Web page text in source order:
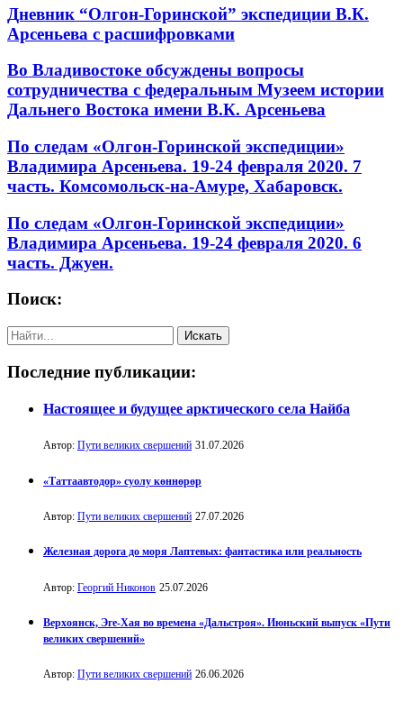
Дневник “Олгон-Горинской” экспедиции В.К.
Арсеньева с расшифровками
Во Владивостоке обсуждены вопросы
сотрудничества с федеральным Музеем истории
Дальнего Востока имени В.К. Арсеньева
По следам «Олгон-Горинской экспедиции»
Владимира Арсеньева. 19-24 февраля 2020. 7
часть. Комсомольск-на-Амуре, Хабаровск.
По следам «Олгон-Горинской экспедиции»
Владимира Арсеньева. 19-24 февраля 2020. 6
часть. Джуен.
Поиск:
Последние публикации:
Настоящее и будущее арктического села Найба
Автор: Пути великих свершений 31.07.2026
«Таттаавтодор» суолу көннөрөр
Автор: Пути великих свершений 27.07.2026
Железная дорога до моря Лаптевых: фантастика или реальность
Автор: Георгий Никонов 25.07.2026
Верхоянск, Эге-Хая во времена «Дальстроя». Июньский выпуск «Пути
великих свершений»
Автор: Пути великих свершений 26.06.2026